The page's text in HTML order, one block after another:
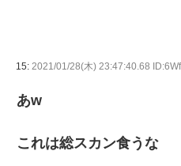
15: 2021/01/28(木) 23:47:40.68
あw
これは総スカン食うな